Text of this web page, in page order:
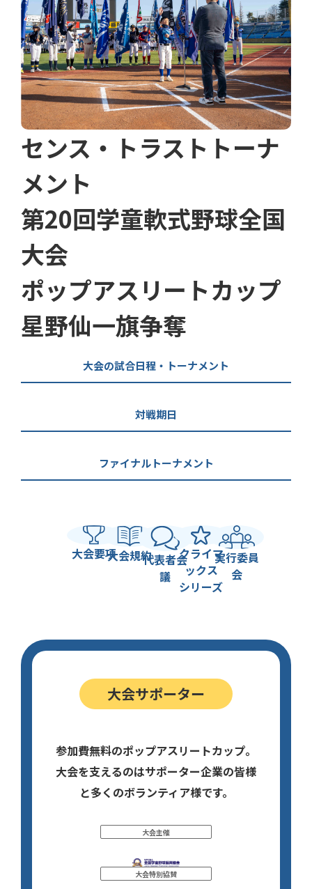
センス・トラストトーナ
メント
第20回学童軟式野球全国
大会
ポップアスリートカップ
星野仙一旗争奪
大会の試合日程・トーナメント
対戦期日
ファイナルトーナメント
大会要項大会規約代表者会
議
クライマ
ックス
シリーズ
実行委員
会
大会サポーター
参加費無料のポップアスリートカップ。
大会を支えるのはサポーター企業の皆様
と多くのボランティア様です。
大会主催
大会特別協賛